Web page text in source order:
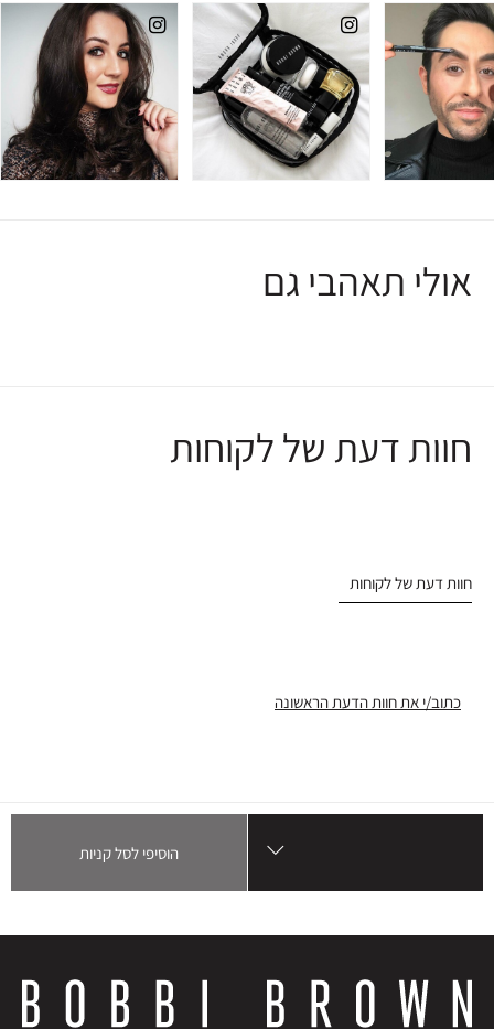
אולי תאהבי גם
חוות דעת של לקוחות
חוות דעת של לקוחות
כתוב/י את חוות הדעת הראשונה
הוסיפי לסל קניות